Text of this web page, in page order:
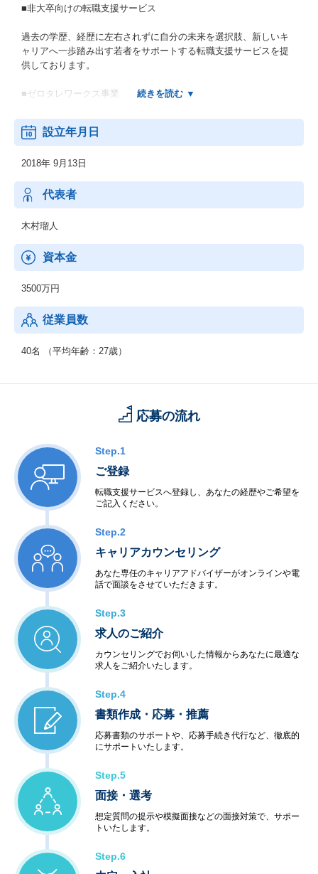
■非大卒向けの転職支援サービス
過去の学歴、経歴に左右されずに自分の未来を選択肢、新しいキ
ャリアへ一歩踏み出す若者をサポートする転職支援サービスを提
供しております。
■ゼロタレワークス事業
人材紹介事業の副業プラットフォームを運営しております。
現在システム開発に着手しており世の中に新しい文化・事業を展
設立年月日
2018年 9月13日
代表者
木村瑠人
資本金
3500万円
従業員数
40名 （平均年齢：27歳）
応募の流れ
Step.1
ご登録
転職支援サービスへ登録し、あなたの経歴やご希望を
ご記入ください。
Step.2
キャリアカウンセリング
あなた専任のキャリアアドバイザーがオンラインや電
話で面談をさせていただきます。
Step.3
求人のご紹介
カウンセリングでお伺いした情報からあなたに最適な
求人をご紹介いたします。
Step.4
書類作成・応募・推薦
応募書類のサポートや、応募手続き代行など、徹底的
にサポートいたします。
Step.5
面接・選考
想定質問の提示や模擬面接などの面接対策で、サポー
トいたします。
Step.6